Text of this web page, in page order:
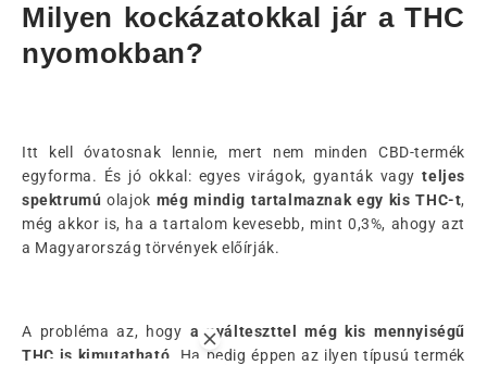
Milyen kockázatokkal jár a THC
nyomokban?
Itt kell óvatosnak lennie, mert nem minden CBD-termék
egyforma. És jó okkal: egyes virágok, gyanták vagyteljes
spektrumú olajok még mindig tartalmaznak egy kis THC-t,
még akkor is, ha a tartalom kevesebb, mint 0,3%, ahogy azt
a Magyarország törvények előírják.
A probléma az, hogy a nyálteszttel még kis mennyiségű
THC is kimutatható . Ha pedig éppen az ilyen típusú termék